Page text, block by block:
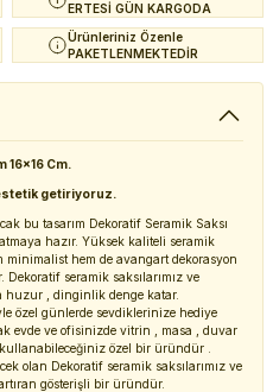
ERTESİ GÜN KARGODA
Ürünleriniz Özenle
PAKETLENMEKTEDİR
16x16 Cm.
getiriyoruz.
bu tasarım Dekoratif Seramik Saksı
hazır. Yüksek kaliteli seramik
minimalist hem de avangart dekorasyon
seramik saksılarımız ve
huzur , dinginlik denge katar.
özel günlerde sevdiklerinize hediye
evde ve ofisinizde vitrin , masa , duvar
özel bir üründür .
olan Dekoratif seramik saksılarımız ve
gösterişli bir üründür.